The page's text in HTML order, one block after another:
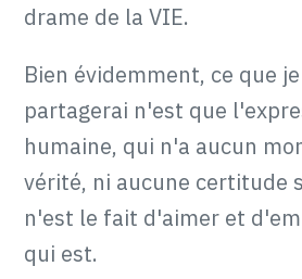
drame de la VIE.
Bien évidemment, ce que
partagerai n'est que
humaine, qui n'a aucun
vérité, ni aucune certitude
n'est le fait d'aimer et
qui est.